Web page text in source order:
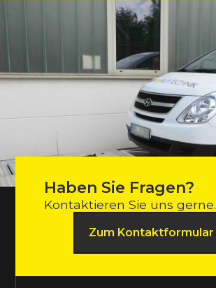
Haben Sie Fragen?
Kontaktieren Sie uns gerne.
Zum Kontaktformular